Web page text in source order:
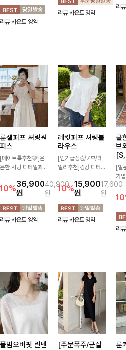
한 디자인으로 다양한
하의와 손쉽게 매치되
어 데일리하게 활용하
리뷰 카운트 영역
라인에 슬림하게 떨어
지는 핏 더해져 단독
리뷰 카운트 영역
카
리
룬셀퍼프 셔링원
피스
[데이트룩추천🩷]은
은한 셔링 디테일과
사랑스러운 무드를 완
성해주는 원피스🤍
허리 스모크 밴딩이
슬림한 실루엣을 연출
해주며, 자연스럽게
10%36,900
원
40,900
원
리뷰 카운트 영역
레킷퍼프 셔링블
라우스
[인기급상승/7부/데
일리추천]캉캉 디테일
풍성한 실루엣을 완성
해주는 블라우스 🤍
가볍게 퍼지는 핏으로
체형을 자연스럽게 커
버해주며 여성스럽게
10%15,900
원
17,600
원
리뷰 카운트 영역
쿨
브
[벌
가
혼방
지
좋
팬
떨
스
리
플빔오버핏 린넨
[주문폭주/군살
룬